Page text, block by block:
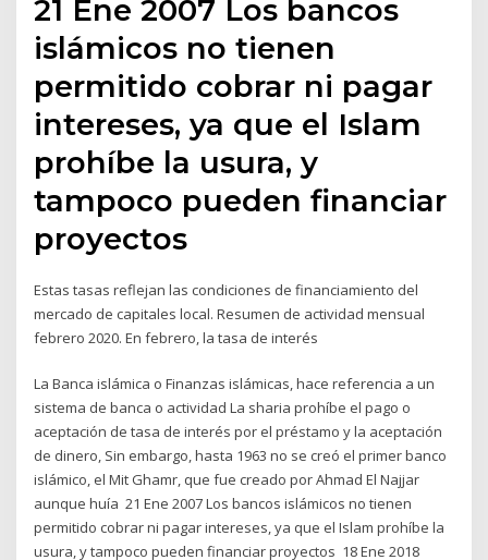
21 Ene 2007 Los bancos
islámicos no tienen
permitido cobrar ni pagar
intereses, ya que el Islam
prohíbe la usura, y
tampoco pueden financiar
proyectos
Estas tasas reflejan las condiciones de financiamiento del
mercado de capitales local. Resumen de actividad mensual
febrero 2020. En febrero, la tasa de interés
La Banca islámica o Finanzas islámicas, hace referencia a un
sistema de banca o actividad La sharia prohíbe el pago o
aceptación de tasa de interés por el préstamo y la aceptación
de dinero, Sin embargo, hasta 1963 no se creó el primer banco
islámico, el Mit Ghamr, que fue creado por Ahmad El Najjar
aunque huía 21 Ene 2007 Los bancos islámicos no tienen
permitido cobrar ni pagar intereses, ya que el Islam prohíbe la
usura, y tampoco pueden financiar proyectos 18 Ene 2018